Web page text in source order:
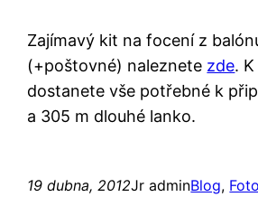
Zajímavý kit na focení z
(+poštovné) naleznete zde.
dostanete vše potřebné k
a 305 m dlouhé lanko.
19 dubna, 2012Jr adminBlog,